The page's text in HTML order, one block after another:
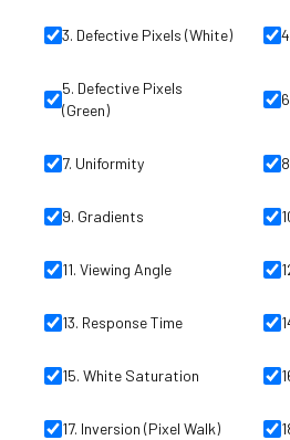
3. Defective Pixels (White) 4
5. Defective Pixels
(Green)
6
7. Uniformity 8
9. Gradients
11. Viewing Angle
13. Response Time
15. White Saturation
17. Inversion (Pixel Walk)